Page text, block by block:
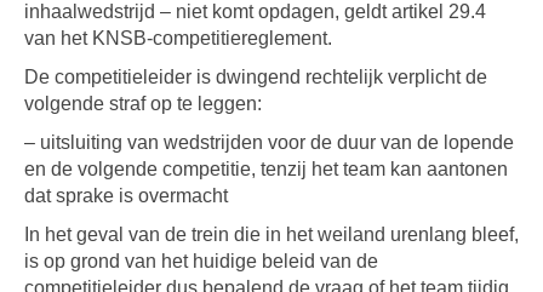
inhaalwedstrijd – niet komt opdagen, geldt artikel 29.4
van het KNSB-competitiereglement.
De competitieleider is dwingend rechtelijk verplicht de
volgende straf op te leggen:
– uitsluiting van wedstrijden voor de duur van de lopende
en de volgende competitie, tenzij het team kan aantonen
dat sprake is overmacht
In het geval van de trein die in het weiland urenlang bleef,
is op grond van het huidige beleid van de
competitieleider dus bepalend de vraag of het team tijdig